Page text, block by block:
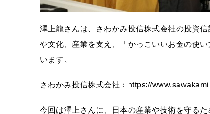
澤上龍さんは、さわかみ投信株式会社の投資
や文化、産業を支え、「かっこいいお金の使
います。
さわかみ投信株式会社：https://
今回は澤上さんに、日本の産業や技術を守る